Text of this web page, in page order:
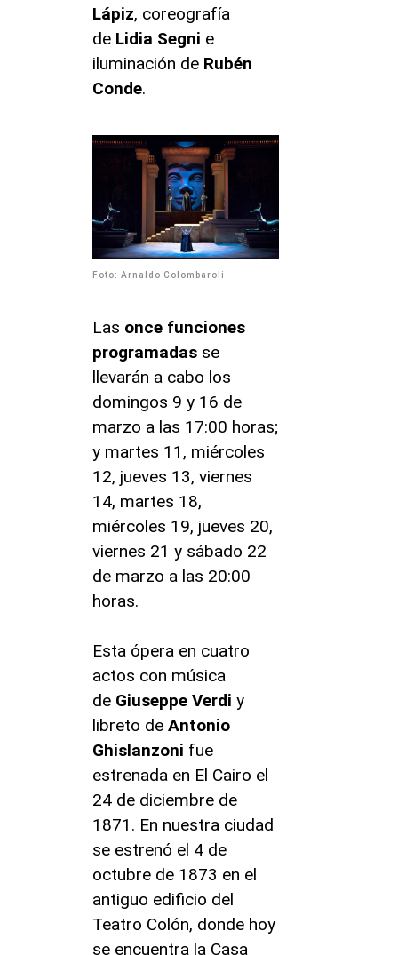
Lápiz, coreografía
de Lidia Segni e
iluminación de Rubén
Conde.
Foto: Arnaldo Colombaroli
Las once funciones
programadas se
llevarán a cabo los
domingos 9 y 16 de
marzo a las 17:00 horas;
y martes 11, miércoles
12, jueves 13, viernes
14, martes 18,
miércoles 19, jueves 20,
viernes 21 y sábado 22
de marzo a las 20:00
horas.
Esta ópera en cuatro
actos con música
de Giuseppe Verdi y
libreto de Antonio
Ghislanzoni fue
estrenada en El Cairo el
24 de diciembre de
1871. En nuestra ciudad
se estrenó el 4 de
octubre de 1873 en el
antiguo edificio del
Teatro Colón, donde hoy
se encuentra la Casa